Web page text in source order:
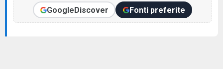
GoogleDiscover Fonti preferite